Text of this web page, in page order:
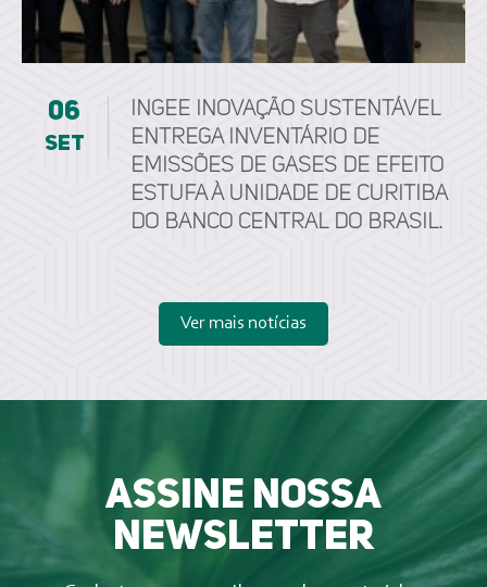
06
set
ingee inovação sustentável
entrega Inventário de
Emissões de Gases de Efeito
Estufa à unidade de Curitiba
do Banco Central do Brasil.
Ver mais notícias
Assine nossa
newsletter